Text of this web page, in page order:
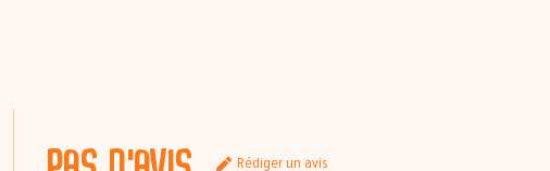
Rédiger un avis